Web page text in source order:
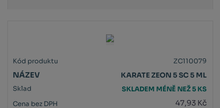
ZC110079
KARATE ZEON 5 SC 5 ML
SKLADEM MÉNĚ NEŽ 5 KS
47,93 Kč